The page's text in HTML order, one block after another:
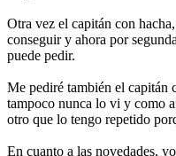
Otra vez el capitán con
conseguir y ahora por
puede pedir.
Me pediré también el capitán
tampoco nunca lo vi y como
otro que lo tengo repetido
En cuanto a las novedades,